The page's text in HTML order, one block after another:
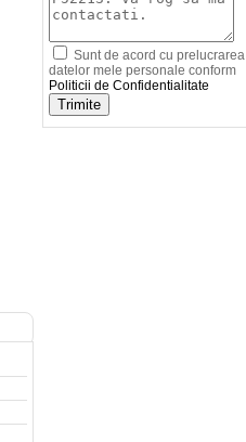
Sunt de acord cu prelucrarea
datelor mele personale conform
Politicii de Confidentialitate